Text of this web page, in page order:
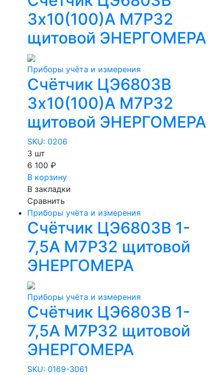
3х10(100)А М7Р32
щитовой ЭНЕРГОМЕРА
Приборы учёта и измерения
Счётчик ЦЭ6803В
3х10(100)А М7Р32
щитовой ЭНЕРГОМЕРА
SKU: 0206
3 шт
6 100 ₽
В корзину
В закладки
Сравнить
Приборы учёта и измерения
Счётчик ЦЭ6803В 1-
7,5А М7Р32 щитовой
ЭНЕРГОМЕРА
Приборы учёта и измерения
Счётчик ЦЭ6803В 1-
7,5А М7Р32 щитовой
ЭНЕРГОМЕРА
SKU: 0169-3061